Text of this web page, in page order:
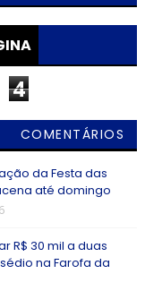
4
COMENTÁRIOS
da Festa das
até domingo
R$ 30 mil a duas
na Farofa da